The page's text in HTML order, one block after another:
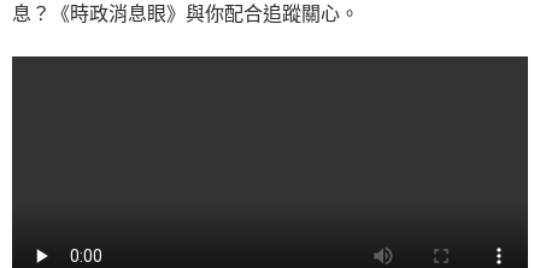
息？《時政消息眼》與你配合追蹤關心。